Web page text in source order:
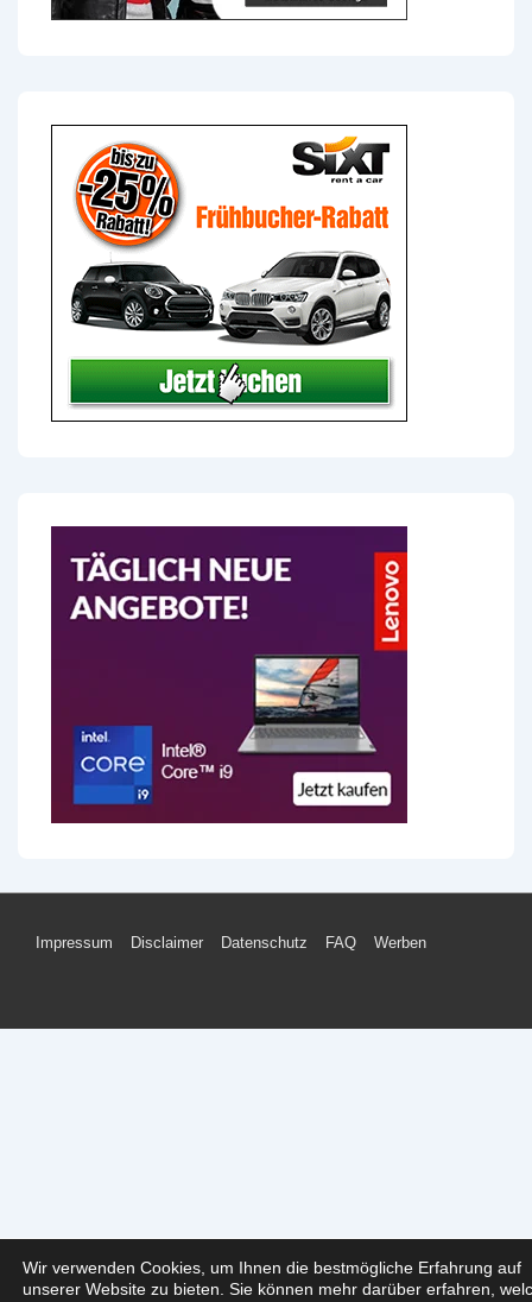
Footer-
Impressum Disclaimer Datenschutz FAQ Werben
Wir verwenden Cookies, um Ihnen die bestmögliche Erfahrung auf
unserer Website zu bieten. Sie können mehr darüber erfahren,